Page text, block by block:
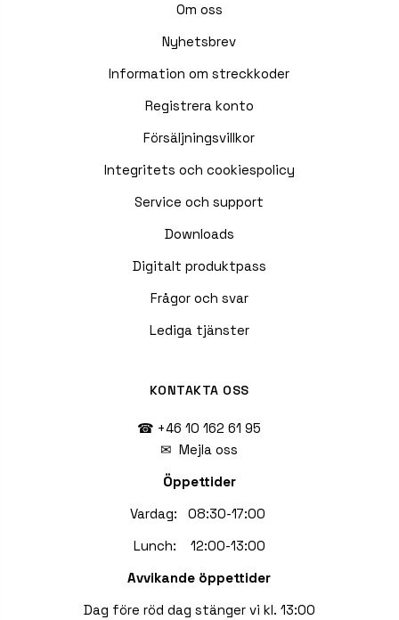
Om oss
Nyhetsbrev
Information om streckkoder
Registrera konto
Försäljningsvillkor
Integritets och cookiespolicy
Service och support
Downloads
Digitalt produktpass
Frågor och svar
Lediga tjänster
KONTAKTA OSS
☎ +46 10 162 61 95
✉Mejla oss
Öppettider
Vardag: 08:30-17:00
Lunch: 12:00-13:00
Avvikande öppettider
Dag före röd dag stänger vi kl. 13:00